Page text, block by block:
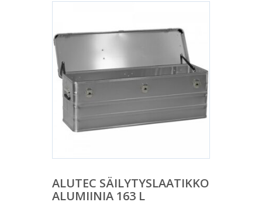
ALUTEC SÄILYTYSLAATIKKO
ALUMIINIA 163 L